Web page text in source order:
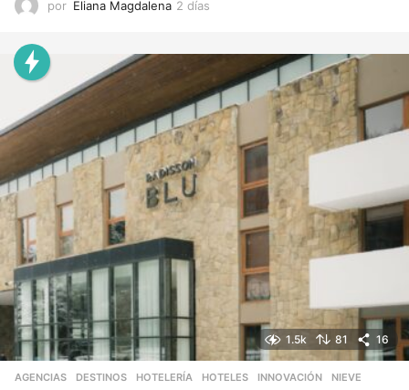
por Eliana Magdalena 2 días
a
1.5k 81 16
AGENCIAS ,DESTINOS ,HOTELERÍA ,HOTELES ,INNOVACIÓN ,NIEVE